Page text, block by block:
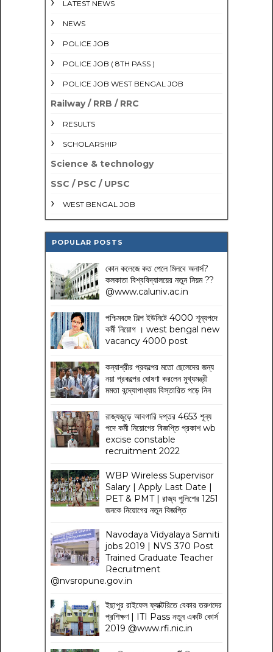
LATEST NEWS
NEWS
POLICE JOB
POLICE JOB ( 8TH PASS )
POLICE JOB WEST BENGAL JOB
Railway / RRB / RRC
RESULTS
SCHOLARSHIP
Science & technology
SSC / PSC / UPSC
WEST BENGAL JOB
POPULAR POSTS
কোন কলেজে কত পেলে মিলবে অনার্স?
কলকাতা বিশ্ববিদ্যালয়ের নতুন নিয়ম??
@www.caluniv.ac.in
পশ্চিমবঙ্গে শিল্প ইউনিটে 4000 শূন্যপদে
কর্মী নিয়োগ । west bengal new
vacancy 4000 post
কন্যাশ্রীর প্রকল্পের মতো ছেলেদের জন্য
নয়া প্রকল্পের ঘোষণা করলেন মুখ্যমন্ত্রী
মমতা বন্দ্যোপাধ্যায় বিস্তারিত পড়ে নিন
রাজ্যজুড়ে আবগারি দপ্তর 4653 শূন্য
পদে কর্মী নিয়োগের বিজ্ঞপ্তি প্রকাশ wb
excise constable
recruitment 2022
WBP Wireless Supervisor
Salary | Apply Last Date |
PET & PMT | রাজ্য পুলিশের 1251
জনকে নিয়োগের নতুন বিজ্ঞপ্তি
Navodaya Vidyalaya Samiti
jobs 2019 | NVS 370 Post
Trained Graduate Teacher
Recruitment
@nvsropune.gov.in
ইছাপুর রাইফেল ফ্যাক্টরিতে বেকার তরুণদের
প্রশিক্ষণ | ITI Pass নতুন একটি কোর্স
2019 @www.rfi.nic.in